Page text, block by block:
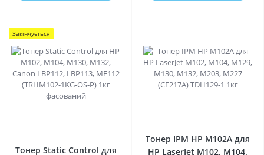
Закінчується
Тонер Static Control для
Тонер IPM HP M102A для
HP LaserJet M102, M104,